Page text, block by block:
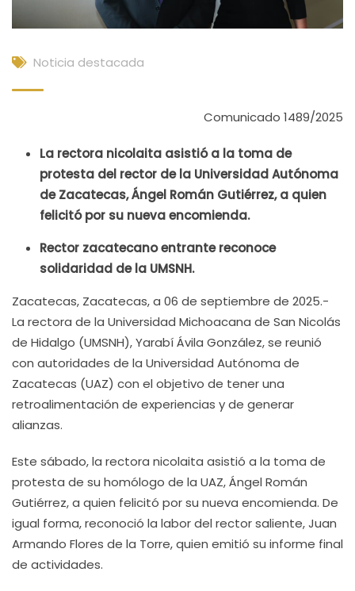
Noticia destacada
Comunicado 1489/2025
La rectora nicolaita asistió a la toma de
protesta del rector de la Universidad Autónoma
de Zacatecas, Ángel Román Gutiérrez, a quien
felicitó por su nueva encomienda.
Rector zacatecano entrante reconoce
solidaridad de la UMSNH.
Zacatecas, Zacatecas, a 06 de septiembre de 2025.-
La rectora de la Universidad Michoacana de San Nicolás
de Hidalgo (UMSNH), Yarabí Ávila González, se reunió
con autoridades de la Universidad Autónoma de
Zacatecas (UAZ) con el objetivo de tener una
retroalimentación de experiencias y de generar
alianzas.
Este sábado, la rectora nicolaita asistió a la toma de
protesta de su homólogo de la UAZ, Ángel Román
Gutiérrez, a quien felicitó por su nueva encomienda. De
igual forma, reconoció la labor del rector saliente, Juan
Armando Flores de la Torre, quien emitió su informe final
de actividades.